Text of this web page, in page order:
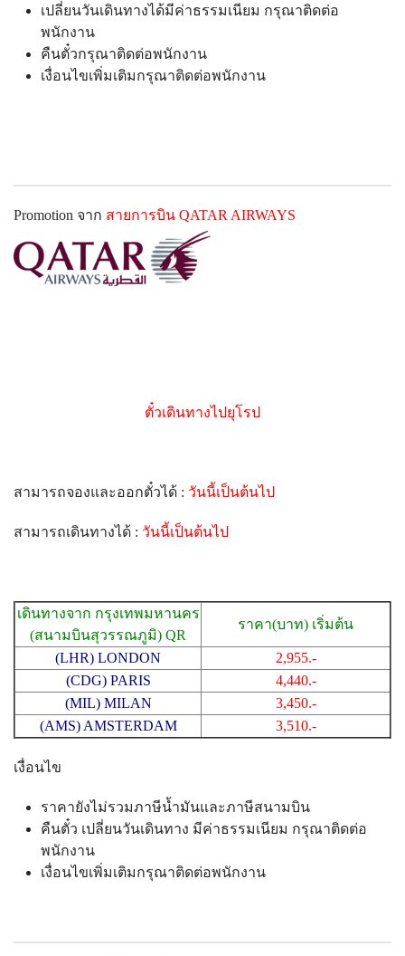
เปลี่ยนวันเดินทางได้มีค่าธรรมเนียม กรุณาติดต่อ
พนักงาน
คืนตั๋วกรุณาติดต่อพนักงาน
เงื่อนไขเพิ่มเติมกรุณาติดต่อพนักงาน
Promotion จาก สายการบิน QATAR AIRWAYS
ตั๋วเดินทางไปยุโรป
สามารถจองและออกตั๋วได้ : วันนี้เป็นต้นไป
สามารถเดินทางได้ : วันนี้เป็นต้นไป
เดินทางจาก กรุงเทพมหานคร
(สนามบินสุวรรณภูมิ) QR
ราคา(บาท) เริ่มต้น
(LHR) LONDON
2,955.-
(CDG) PARIS
4,440.-
(MIL) MILAN
3,450.-
(AMS) AMSTERDAM
3,510.-
เงื่อนไข
ราคายังไม่รวมภาษีน้ำมันและภาษีสนามบิน
คืนตั๋ว เปลี่ยนวันเดินทาง มีค่าธรรมเนียม กรุณาติดต่อ
พนักงาน
เงื่อนไขเพิ่มเติมกรุณาติดต่อพนักงาน